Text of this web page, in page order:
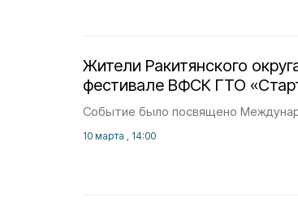
Жители Ракитянского
фестивале ВФСК ГТО
Событие было посвящено
10 марта , 14:00